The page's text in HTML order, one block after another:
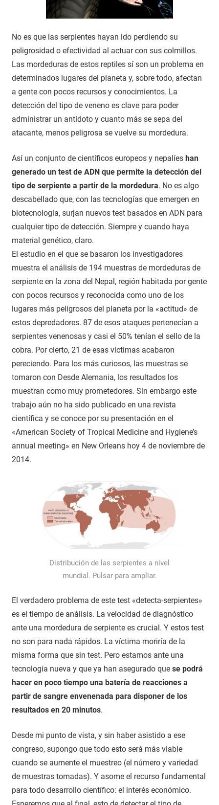
No es que las serpientes hayan ido perdiendo su
peligrosidad o efectividad al actuar con sus colmillos.
Las mordeduras de estos reptiles sí son un problema en
determinados lugares del planeta y, sobre todo, afectan
a gente con pocos recursos y conocimientos. La
detección del tipo de veneno es clave para poder
administrar un antídoto y cuanto más se sepa del
atacante, menos peligrosa se vuelve su mordedura.
Así un conjunto de científicos europeos y nepalíes han
generado un test de ADN que permite la detección del
tipo de serpiente a partir de la mordedura. No es algo
descabellado que, con las tecnologías que emergen en
biotecnología, surjan nuevos test basados en ADN para
cualquier tipo de detección. Siempre y cuando haya
material genético, claro.
El estudio en el que se basaron los investigadores
muestra el análisis de 194 muestras de mordeduras de
serpiente en la zona del Nepal, región habitada por gente
con pocos recursos y reconocida como uno de los
lugares más peligrosos del planeta por la «actitud» de
estos depredadores. 87 de esos ataques pertenecían a
serpientes venenosas y casi el 50% tenían el sello de la
cobra. Por cierto, 21 de esas víctimas acabaron
pereciendo. Para los más curiosos, las muestras se
tomaron con Desde Alemania, los resultados los
muestran como muy prometedores. Sin embargo este
trabajo aún no ha sido publicado en una revista
científica y se conoce por su presentación en el
«American Society of Tropical Medicine and Hygiene’s
annual meeting» en New Orleans hoy 4 de noviembre de
2014.
Distribución de las serpientes a nivel
mundial. Pulsar para ampliar.
El verdadero problema de este test «detecta-serpientes»
es el tiempo de análisis. La velocidad de diagnóstico
ante una mordedura de serpiente es crucial. Y estos test
no son para nada rápidos. La víctima moriría de la
misma forma que sin test. Pero estamos ante una
tecnología nueva y que ya han asegurado que se podrá
hacer en poco tiempo una batería de reacciones a
partir de sangre envenenada para disponer de los
resultados en 20 minutos.
Desde mi punto de vista, y sin haber asistido a ese
congreso, supongo que todo esto será más viable
cuando se aumente el muestreo (el número y variedad
de muestras tomadas). Y asome el recurso fundamental
para todo desarrollo científico: el interés económico.